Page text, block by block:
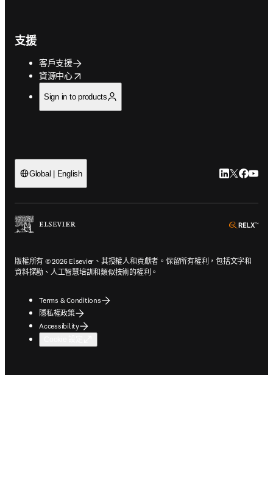
支援
客戶支援
資源中心
opens in new tab/window
Sign in to products
Global | English LinkedIn 打
Twitter 打
版權所有 © 2026 Elsevier、其授權人和貢獻者。保留所有權利，包括文字和
資料探勘、人工智慧培訓和類似技術的權利。
Terms & Conditions
隱私權政策
Accessibility